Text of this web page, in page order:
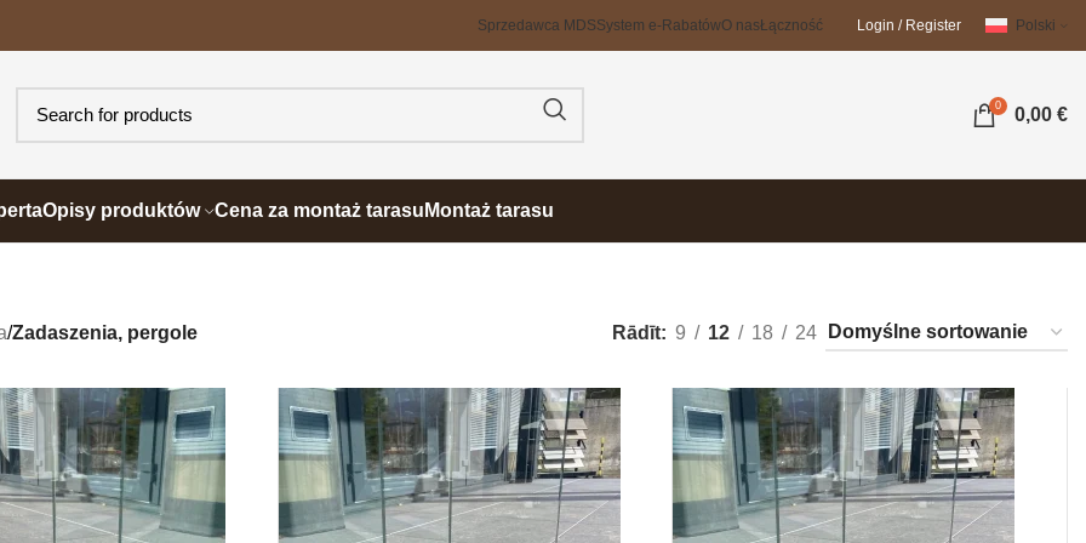
Sprzedawca MDSSystem e-RabatówO nasŁączność Login / Register Polski
0 0,00 €
Opisy produktów Cena za montaż tarasu Montaż tarasu
/Zadaszenia, pergole Rādīt 9 12 18 24